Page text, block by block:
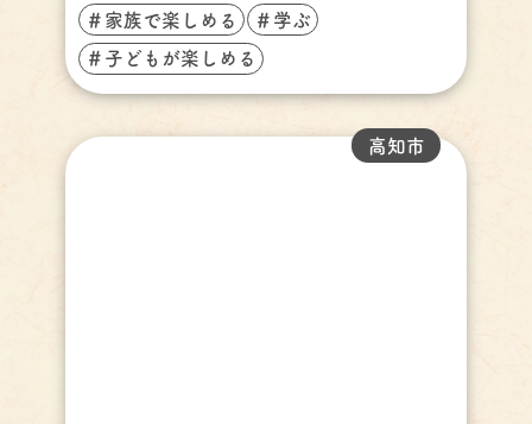
＃家族で楽しめる ＃学ぶ
＃子どもが楽しめる
高知市